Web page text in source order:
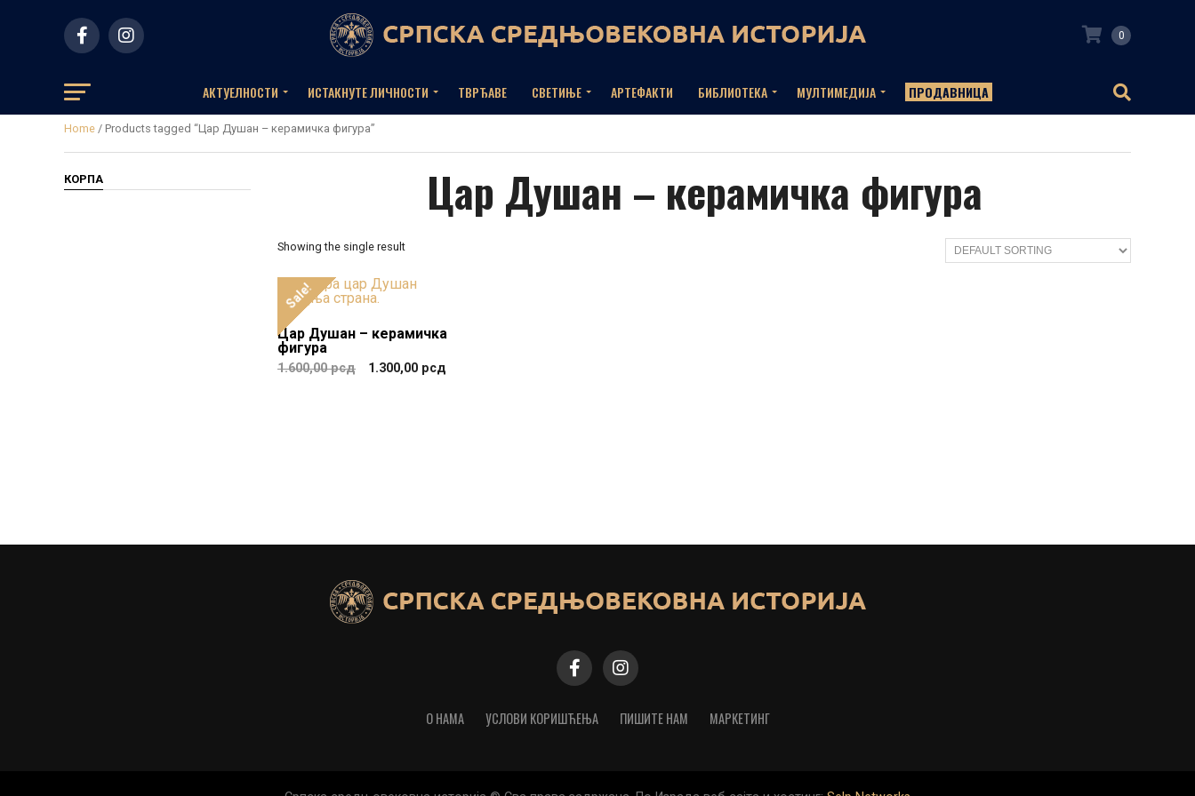
0
АКТУЕЛНOСТИ ИСТАКНУТЕ ЛИЧНОСТИ ТВРЂАВЕ СВЕТИЊЕ АРТЕФАКТИ БИБЛИОТЕКА МУЛТИМЕДИЈА ПРОДАВНИЦА
Home / Products tagged “Цар Душан – керамичка фигура”
КОРПА Цар Душан – керамичка фигура
Showing the single result
Sale!
Цар Душан – керамичка
фигура
1.600,00рсд 1.300,00 рсд
О НАМА УСЛОВИ КОРИШЋЕЊА ПИШИТЕ НАМ МАРКЕТИНГ